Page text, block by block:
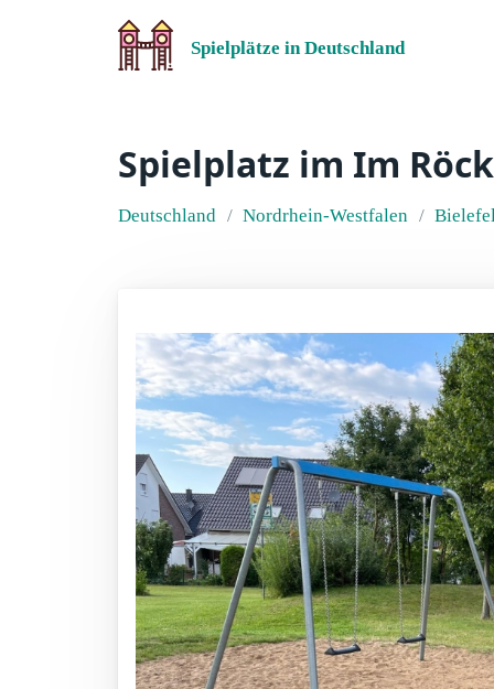
Spielplätze in Deutschland
Spielplatz im Im
Deutschland Nordrhein-Westfalen